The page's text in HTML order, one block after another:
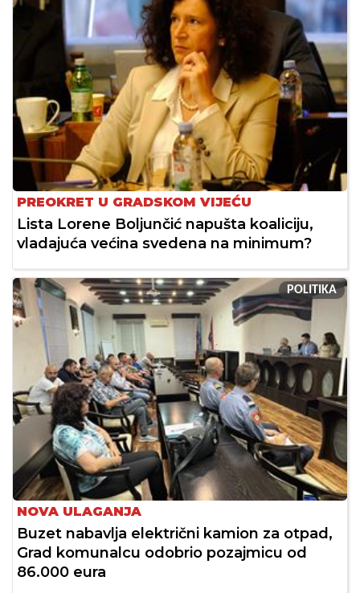
PREOKRET U GRADSKOM VIJEĆU
Lista Lorene Boljunčić napušta koaliciju,
vladajuća većina svedena na minimum?
POLITIKA
NOVA ULAGANJA
Buzet nabavlja električni kamion za otpad,
Grad komunalcu odobrio pozajmicu od
86.000 eura